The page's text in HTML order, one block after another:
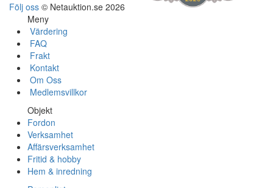
Följ oss © Netauktion.se 2026
Meny
Värdering
FAQ
Frakt
Kontakt
Om Oss
Medlemsvillkor
Objekt
Fordon
Verksamhet
Affärsverksamhet
Fritid & hobby
Hem & inredning